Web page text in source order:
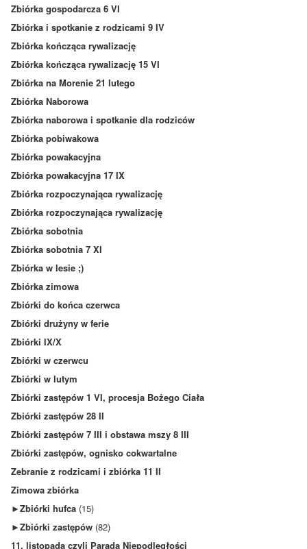
Zbiórka gospodarcza 6 VI
Zbiórka i spotkanie z rodzicami 9 IV
Zbiórka kończąca rywalizację
Zbiórka kończąca rywalizację 15 VI
Zbiórka na Morenie 21 lutego
Zbiórka Naborowa
Zbiórka naborowa i spotkanie dla rodziców
Zbiórka pobiwakowa
Zbiórka powakacyjna
Zbiórka powakacyjna 17 IX
Zbiórka rozpoczynająca rywalizację
Zbiórka rozpoczynająca rywalizację
Zbiórka sobotnia
Zbiórka sobotnia 7 XI
Zbiórka w lesie ;)
Zbiórka zimowa
Zbiórki do końca czerwca
Zbiórki drużyny w ferie
Zbiórki IX/X
Zbiórki w czerwcu
Zbiórki w lutym
Zbiórki zastępów 1 VI, procesja Bożego Ciała
Zbiórki zastępów 28 II
Zbiórki zastępów 7 III i obstawa mszy 8 III
Zbiórki zastępów, ognisko cokwartalne
Zebranie z rodzicami i zbiórka 11 II
Zimowa zbiórka
►Zbiórki hufca (15)
►Zbiórki zastępów (82)
11. listopada czyli Parada Niepodległości